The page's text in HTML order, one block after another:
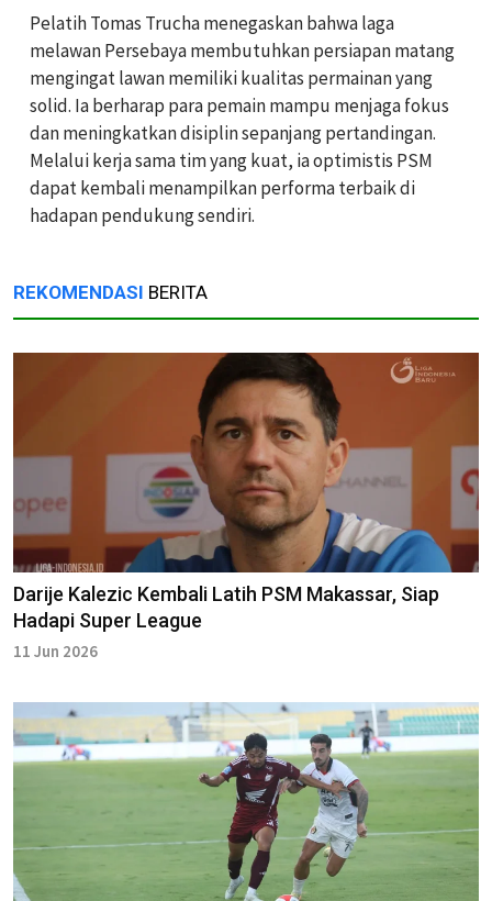
Pelatih Tomas Trucha menegaskan bahwa laga
melawan Persebaya membutuhkan persiapan matang
mengingat lawan memiliki kualitas permainan yang
solid. Ia berharap para pemain mampu menjaga fokus
dan meningkatkan disiplin sepanjang pertandingan.
Melalui kerja sama tim yang kuat, ia optimistis PSM
dapat kembali menampilkan performa terbaik di
hadapan pendukung sendiri.
REKOMENDASI BERITA
Darije Kalezic Kembali Latih PSM Makassar, Siap
Hadapi Super League
11 Jun 2026